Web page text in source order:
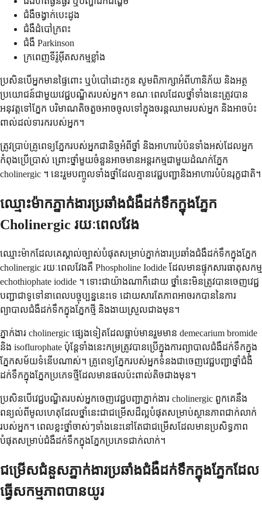
ជំងឺចង្វាក់បេះដូង
ជំងឺដំបៅក្រពះ
ជំងឺ Parkinson
ក្រពេញទីរ៉ូអ៊ីតសកម្មខ្លាំង
ប្រសិនបើអ្នកមានផ្ទៃពោះ ឬបំបៅដោះកូន សូមពិភាក្សាអំពីហានិភ័យ និងអត្ថ
ប្រយោជន៍ជាមួយវេជ្ជបណ្ឌិតរបស់អ្នក។ ខណៈពេលដែលថ្នាំទាំងនេះត្រូវបាន
អនុវត្តទៅភ្នែក បរិមាណតិចតួចអាចចូលទៅក្នុងចរន្តឈាមរបស់អ្នក និងអាចប៉ះ
ពាល់ដល់ទារករបស់អ្នក។
ត្រូវប្រាប់គ្រូពេទ្យភ្នែករបស់អ្នកជានិច្ចអំពីថ្នាំ និងអាហារបំប៉នទាំងអស់ដែលអ្នក
កំពុងប្រើប្រាស់ ព្រោះថ្នាំមួយចំនួនអាចមានអន្តរកម្មជាមួយដំណក់ភ្នែក
cholinergic ។ នេះរួមបញ្ចូលទាំងថ្នាំដែលគ្មានវេជ្ជបញ្ជានិងអាហារបំប៉នរុក្ខជាតិ។
ឈ្មោះម៉ាកភ្នាក់ងារប្រឆាំងជំងឺដក់ទឹកក្នុងភ្នែក
Cholinergic រយៈពេលវែង
ឈ្មោះម៉ាកដែលគេស្គាល់ច្បាស់បំផុតសម្រាប់ភ្នាក់ងារប្រឆាំងជំងឺដក់ទឹកក្នុងភ្នែក
cholinergic រយៈពេលវែងគឺ Phospholine Iodide ដែលមានផ្ទុកសារធាតុសកម្ម
echothiophate iodide ។ ទោះជាយ៉ាងណាក៏ដោយ ថ្នាំនេះមិនត្រូវបានចេញវេជ្ជ
បញ្ជាជាទូទៅនាពេលបច្ចុប្បន្ននេះទេ ដោយសារតែភាពអាចរកបាននៃការ
ព្យាបាលជំងឺដក់ទឹកក្នុងភ្នែកថ្មី និងងាយស្រួលជាងមុន។
ភ្នាក់ងារ cholinergic ផ្សេងទៀតដែលធ្លាប់មានរួមមាន demecarium bromide
និង isoflurophate ប៉ុន្តែទាំងនេះកម្រត្រូវបានប្រើក្នុងការព្យាបាលជំងឺដក់ទឹកក្នុង
ភ្នែកសម័យទំនើបណាស់។ គ្រូពេទ្យភ្នែករបស់អ្នកទំនងជាចេញវេជ្ជបញ្ជាថ្នាំជំងឺ
ដក់ទឹកក្នុងភ្នែកប្រភេទថ្មីដែលមានផលប៉ះពាល់តិចជាងមុន។
ប្រសិនបើវេជ្ជបណ្ឌិតរបស់អ្នកចេញវេជ្ជបញ្ជាភ្នាក់ងារ cholinergic ពួកគេនឹង
ពន្យល់ពីមូលហេតុដែលថ្នាំនេះជាជម្រើសដ៏ល្អបំផុតសម្រាប់ស្ថានភាពជាក់លាក់
របស់អ្នក។ ពេលខ្លះថ្នាំចាស់ៗទាំងនេះនៅតែជាជម្រើសដែលមានប្រសិទ្ធភាព
បំផុតសម្រាប់ជំងឺដក់ទឹកក្នុងភ្នែកប្រភេទជាក់លាក់។
ជម្រើសជំនួសភ្នាក់ងារប្រឆាំងជំងឺដក់ទឹកក្នុងភ្នែកដែល
ធ្វើសកម្មភាពបានយូរ